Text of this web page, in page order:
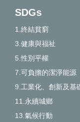
SDGs
1.終結貧窮
3.健康與福祉
5.性別平權
7.可負擔的潔淨能源
11.永續城鄉
13.氣候行動